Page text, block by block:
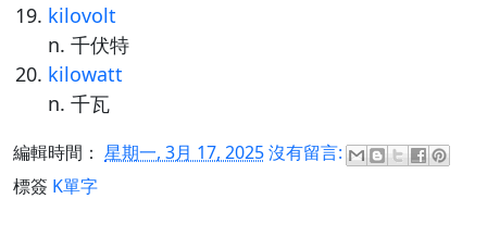
kilovolt
n. 千伏特
kilowatt
n. 千瓦
編輯時間： 星期一, 3月 17, 2025沒有留言:
標簽 K單字